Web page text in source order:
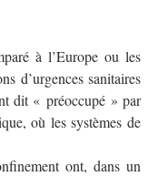
à l’Europe ou les
d’urgences sanitaires
dit « préoccupé » par
où les systèmes de
ont, dans un